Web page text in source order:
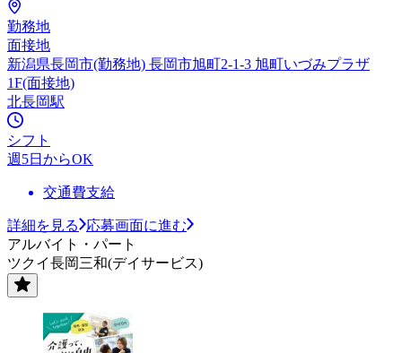
勤務地
面接地
新潟県長岡市(勤務地) 長岡市旭町2-1-3 旭町いづみプラザ
1F(面接地)
北長岡駅
シフト
週5日からOK
交通費支給
詳細を見る
応募画面に進む
アルバイト・パート
ツクイ長岡三和(デイサービス)